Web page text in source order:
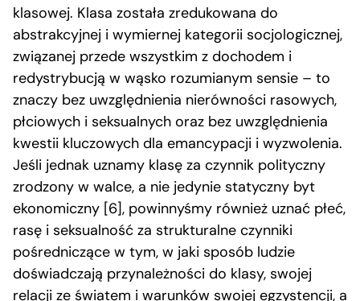
klasowej. Klasa została zredukowana do
abstrakcyjnej i wymiernej kategorii socjologicznej,
związanej przede wszystkim z dochodem i
redystrybucją w wąsko rozumianym sensie – to
znaczy bez uwzględnienia nierówności rasowych,
płciowych i seksualnych oraz bez uwzględnienia
kwestii kluczowych dla emancypacji i wyzwolenia.
Jeśli jednak uznamy klasę za czynnik polityczny
zrodzony w walce, a nie jedynie statyczny byt
ekonomiczny [6], powinnyśmy również uznać płeć,
rasę i seksualność za strukturalne czynniki
pośredniczące w tym, w jaki sposób ludzie
doświadczają przynależności do klasy, swojej
relacji ze światem i warunków swojej egzystencji, a